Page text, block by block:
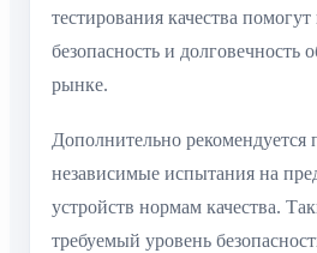
тестирования качества помогут
безопасность и долговечность
рынке.
Дополнительно рекомендуется
независимые испытания на
устройств нормам качества.
требуемый уровень